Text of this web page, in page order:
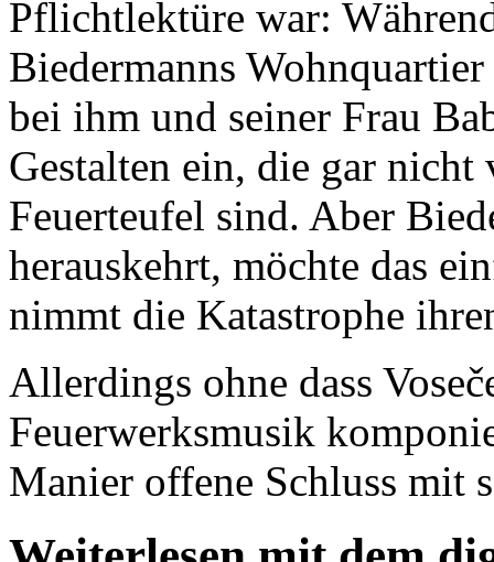
Pflichtlektüre war:
Biedermanns
bei ihm und seiner Frau
Gestalten ein, die gar nicht
Feuerteufel sind. Aber
herauskehrt, möchte das
nimmt die Katastrophe
Allerdings ohne dass
Feuerwerksmusik
Manier offene Schluss mit